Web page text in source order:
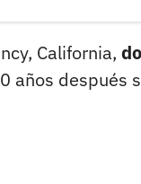
California,
años después